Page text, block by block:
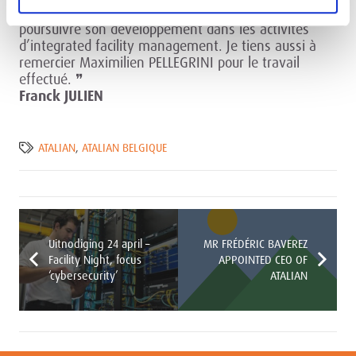
conduire le refinancement d’ATALIAN et de
poursuivre son développement dans les activités
d’integrated facility management. Je tiens aussi à
remercier Maximilien PELLEGRINI pour le travail
effectué. ❞
Franck JULIEN
ATALIAN, ATALIAN BELGIQUE
Uitnodiging 24 april –
Facility Night, focus
‘cybersecurity’
MR FRÉDÉRIC BAVEREZ
APPOINTED CEO OF
ATALIAN